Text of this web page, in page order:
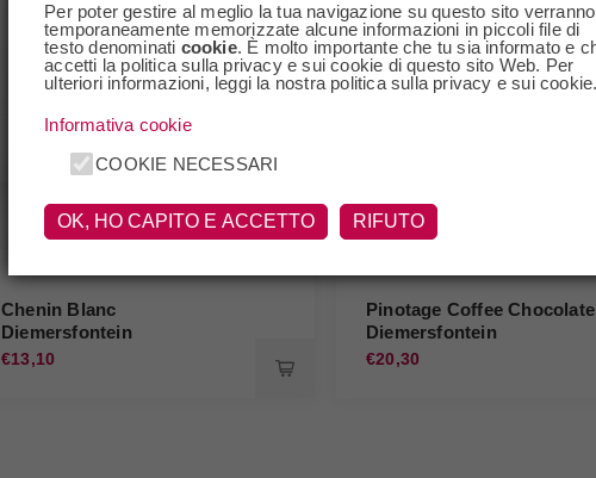
Chenin Blanc
Diemersfontein
€13,10
Pinotage Coffee Chocolate
Diemersfontein
€20,30
Per poter gestire al meglio la tua navigazione su questo sito verranno
temporaneamente memorizzate alcune informazioni in piccoli file di
testo denominati cookie. È molto importante che tu sia informato e
accetti la politica sulla privacy e sui cookie di questo sito Web. Per
ulteriori informazioni, leggi la nostra politica sulla privacy e sui
Informativa cookie
COOKIE NECESSARI
OK, HO CAPITO E ACCETTO RIFUTO